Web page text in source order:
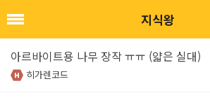
지식왕
아르바이트용 나무 장작 ㅠㅠ (얇은 실대)
히가렌코드